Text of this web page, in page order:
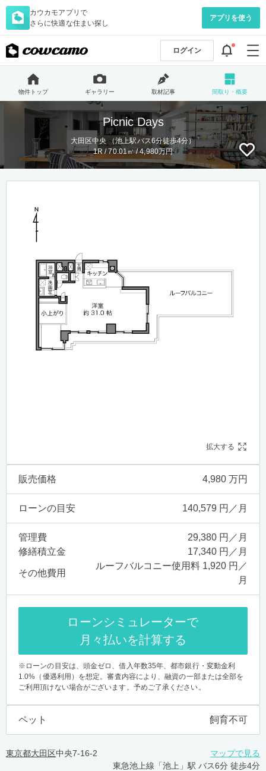
カウカモアプリで
さらに快適な住まい探し
アプリを使う
ログイン
物件トップ ギャラリー 取材記事 間取り・概要
Picnic Days
大田区中央 （池上駅バス6分徒歩4分）
1R / 70.01㎡ / 4,980万円
拡大する
販売価格 4,980 万円
ローンの目安 140,579 円／月
管理費
29,380 円／月
修繕積立金
17,340 円／月
その他費用
ルーフバルコニー使用料 1,920 円／
月
ローンシミュレーターで
月々払いを計算する
※ローンの目安は、頭金ゼロ、借入年数35年、都市銀行・変動金利
1.0%（優遇利用）を想定。審査内容により、融資の一部または全部を
ご利用頂けない場合がございます。予めご了承ください。
ペット 飼育不可
東京都大田区中央7-16-2
マップで見る
東急池上線「池上」駅 バス6分 徒歩4分